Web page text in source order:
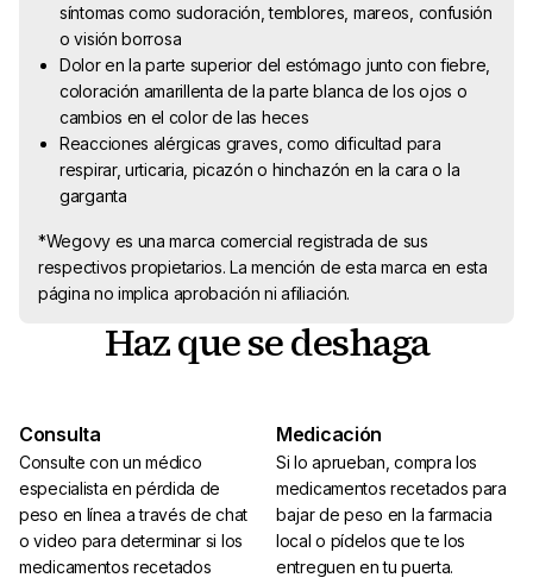
síntomas como sudoración, temblores, mareos, confusión
o visión borrosa
Dolor en la parte superior del estómago junto con fiebre,
coloración amarillenta de la parte blanca de los ojos o
cambios en el color de las heces
Reacciones alérgicas graves, como dificultad para
respirar, urticaria, picazón o hinchazón en la cara o la
garganta
*Wegovy es una marca comercial registrada de sus
respectivos propietarios. La mención de esta marca en esta
página no implica aprobación ni afiliación.
Haz que se deshaga
Consulta
Consulte con un médico
especialista en pérdida de
peso en línea a través de chat
o video para determinar si los
medicamentos recetados
Medicación
Si lo aprueban, compra los
medicamentos recetados para
bajar de peso en la farmacia
local o pídelos que te los
entreguen en tu puerta.